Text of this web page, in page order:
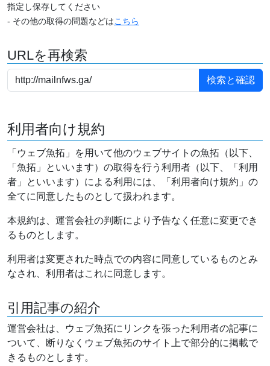
指定し保存してください
- その他の取得の問題などはこちら
URLを再検索
利用者向け規約
「ウェブ魚拓」を用いて他のウェブサイトの魚拓（以下、
「魚拓」といいます）の取得を行う利用者（以下、「利用
者」といいます）による利用には、「利用者向け規約」の
全てに同意したものとして扱われます。
本規約は、運営会社の判断により予告なく任意に変更でき
るものとします。
利用者は変更された時点での内容に同意しているものとみ
なされ、利用者はこれに同意します。
引用記事の紹介
運営会社は、ウェブ魚拓にリンクを張った利用者の記事に
ついて、断りなくウェブ魚拓のサイト上で部分的に掲載で
きるものとします。